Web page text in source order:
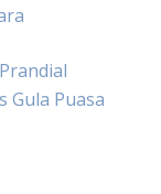
Gula Puasa